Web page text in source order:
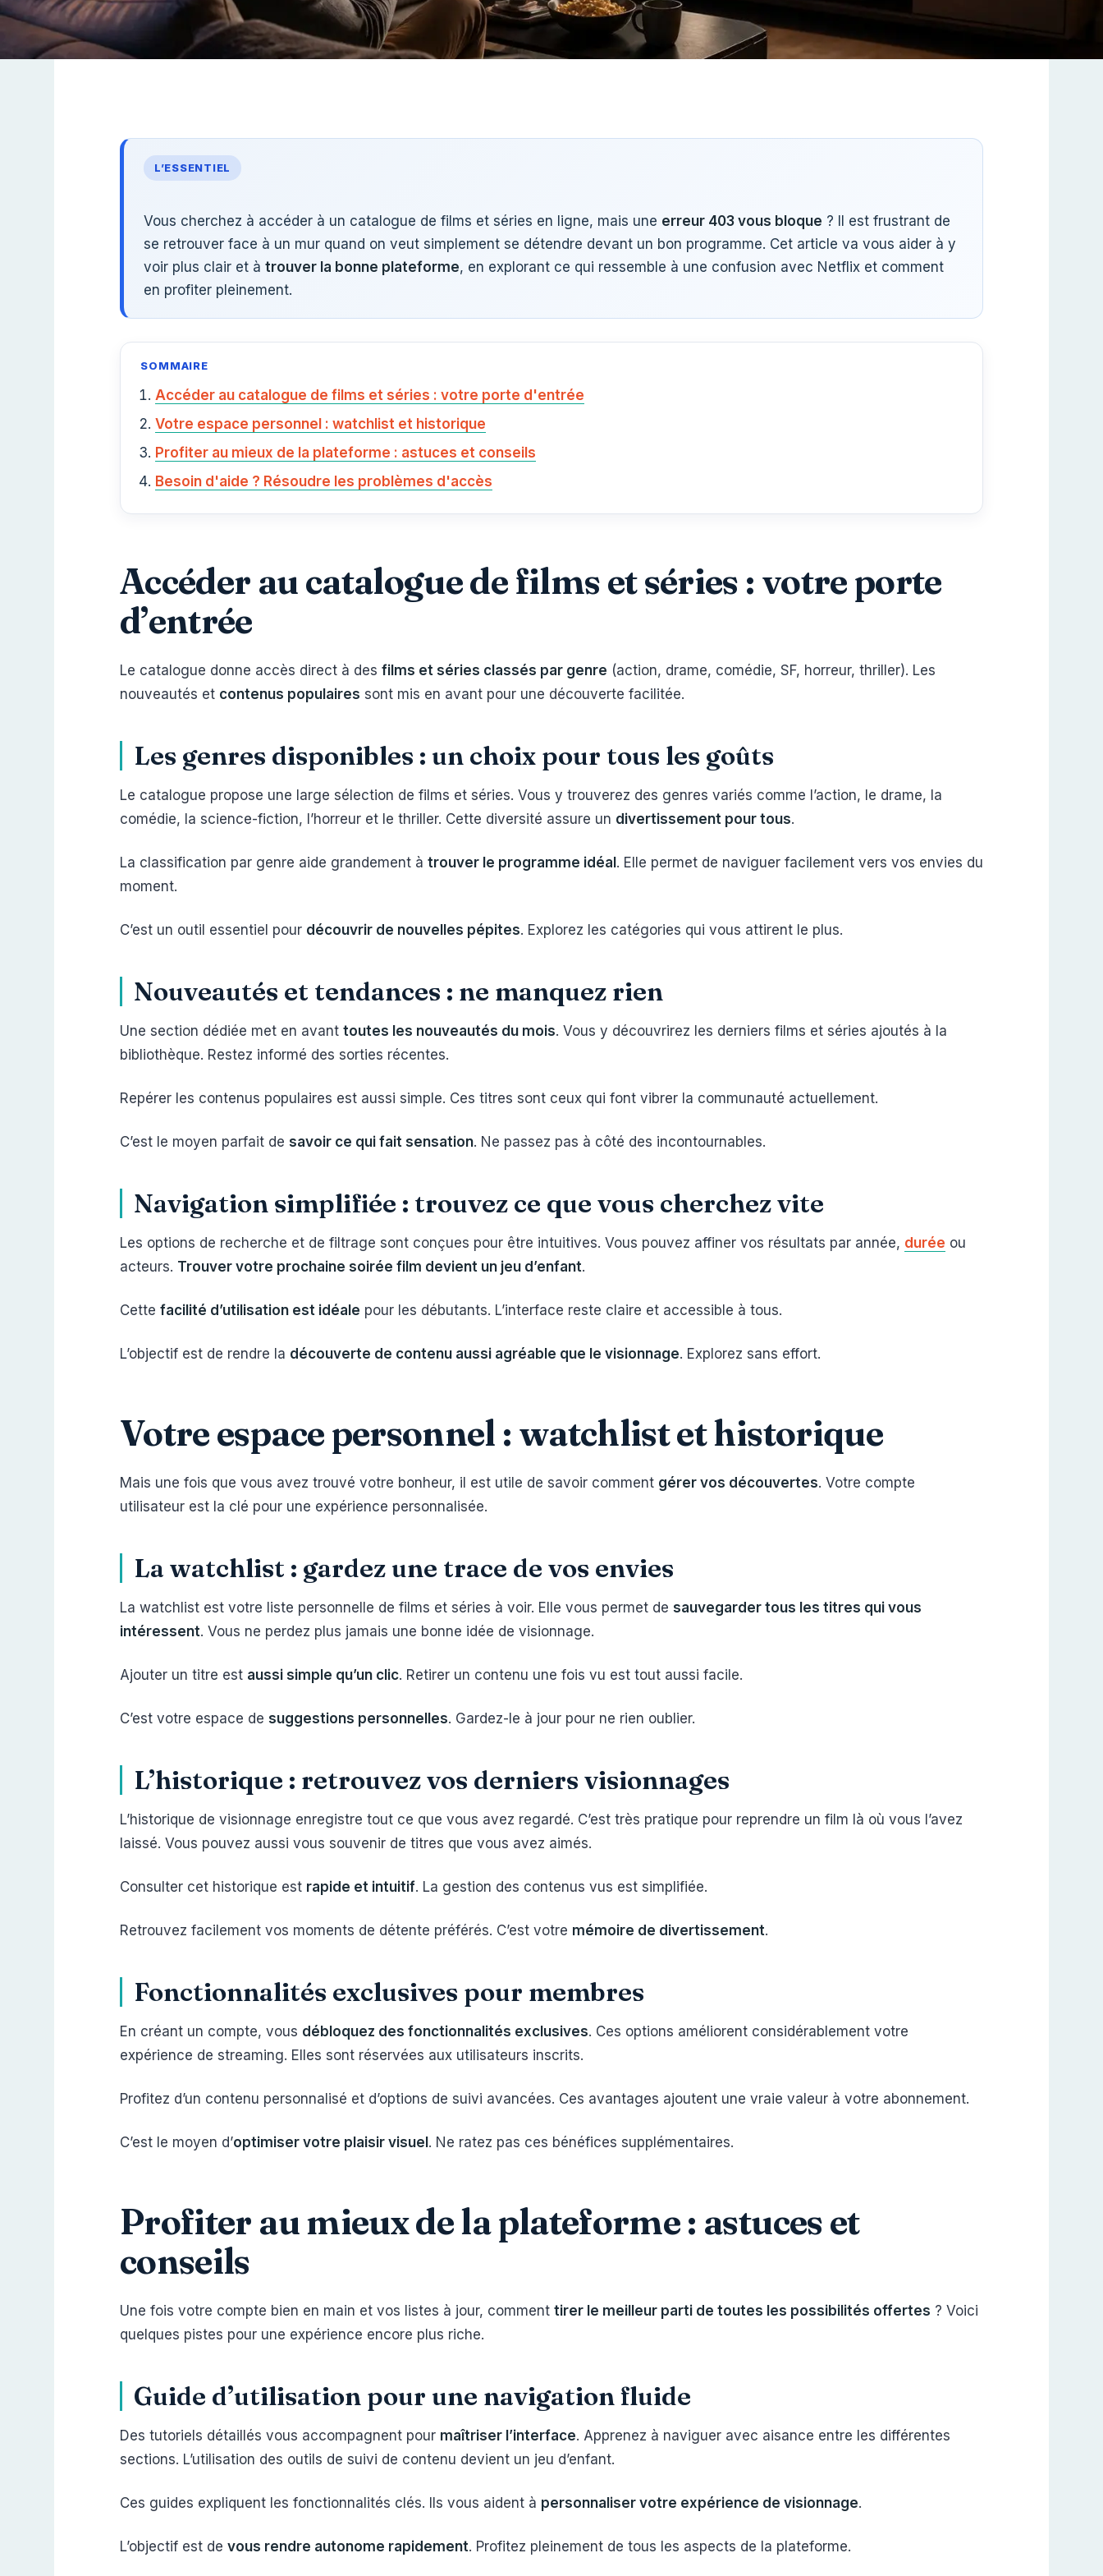
L’ESSENTIEL
Vous cherchez à accéder à un catalogue de films et séries en ligne, mais une erreur 403 vous bloque ? Il est frustrant de
se retrouver face à un mur quand on veut simplement se détendre devant un bon programme. Cet article va vous aider à y
voir plus clair et à trouver la bonne plateforme, en explorant ce qui ressemble à une confusion avec Netflix et comment
en profiter pleinement.
SOMMAIRE
Accéder au catalogue de films et séries : votre porte d'entrée
Votre espace personnel : watchlist et historique
Profiter au mieux de la plateforme : astuces et conseils
Besoin d'aide ? Résoudre les problèmes d'accès
Accéder au catalogue de films et séries : votre porte
d’entrée
Le catalogue donne accès direct à des films et séries classés par genre (action, drame, comédie, SF, horreur, thriller). Les
nouveautés et contenus populaires sont mis en avant pour une découverte facilitée.
Les genres disponibles : un choix pour tous les goûts
Le catalogue propose une large sélection de films et séries. Vous y trouverez des genres variés comme l’action, le drame, la
comédie, la science-fiction, l’horreur et le thriller. Cette diversité assure un divertissement pour tous.
La classification par genre aide grandement à trouver le programme idéal . Elle permet de naviguer facilement vers vos envies du
moment.
C’est un outil essentiel pour découvrir de nouvelles pépites. Explorez les catégories qui vous attirent le plus.
Nouveautés et tendances : ne manquez rien
Une section dédiée met en avant toutes les nouveautés du mois. Vous y découvrirez les derniers films et séries ajoutés à la
bibliothèque. Restez informé des sorties récentes.
Repérer les contenus populaires est aussi simple. Ces titres sont ceux qui font vibrer la communauté actuellement.
C’est le moyen parfait de savoir ce qui fait sensation. Ne passez pas à côté des incontournables.
Navigation simplifiée : trouvez ce que vous cherchez vite
Les options de recherche et de filtrage sont conçues pour être intuitives. Vous pouvez affiner vos résultats par année, durée ou
acteurs. Trouver votre prochaine soirée film devient un jeu d’enfant.
Cette facilité d’utilisation est idéale pour les débutants. L’interface reste claire et accessible à tous.
L’objectif est de rendre la découverte de contenu aussi agréable que le visionnage. Explorez sans effort.
Votre espace personnel : watchlist et historique
Mais une fois que vous avez trouvé votre bonheur, il est utile de savoir comment gérer vos découvertes. Votre compte
utilisateur est la clé pour une expérience personnalisée.
La watchlist : gardez une trace de vos envies
La watchlist est votre liste personnelle de films et séries à voir. Elle vous permet de sauvegarder tous les titres qui vous
intéressent. Vous ne perdez plus jamais une bonne idée de visionnage.
Ajouter un titre est aussi simple qu’un clic. Retirer un contenu une fois vu est tout aussi facile.
C’est votre espace de suggestions personnelles. Gardez-le à jour pour ne rien oublier.
L’historique : retrouvez vos derniers visionnages
L’historique de visionnage enregistre tout ce que vous avez regardé. C’est très pratique pour reprendre un film là où vous l’avez
laissé. Vous pouvez aussi vous souvenir de titres que vous avez aimés.
Consulter cet historique est rapide et intuitif. La gestion des contenus vus est simplifiée.
Retrouvez facilement vos moments de détente préférés. C’est votre mémoire de divertissement.
Fonctionnalités exclusives pour membres
En créant un compte, vous débloquez des fonctionnalités exclusives. Ces options améliorent considérablement votre
expérience de streaming. Elles sont réservées aux utilisateurs inscrits.
Profitez d’un contenu personnalisé et d’options de suivi avancées. Ces avantages ajoutent une vraie valeur à votre abonnement.
C’est le moyen d’optimiser votre plaisir visuel . Ne ratez pas ces bénéfices supplémentaires.
Profiter au mieux de la plateforme : astuces et
conseils
Une fois votre compte bien en main et vos listes à jour, comment tirer le meilleur parti de toutes les possibilités offertes ? Voici
quelques pistes pour une expérience encore plus riche.
Guide d’utilisation pour une navigation fluide
Des tutoriels détaillés vous accompagnent pour maîtriser l’interface. Apprenez à naviguer avec aisance entre les différentes
sections. L’utilisation des outils de suivi de contenu devient un jeu d’enfant.
Ces guides expliquent les fonctionnalités clés. Ils vous aident à personnaliser votre expérience de visionnage.
L’objectif est de vous rendre autonome rapidement. Profitez pleinement de tous les aspects de la plateforme.